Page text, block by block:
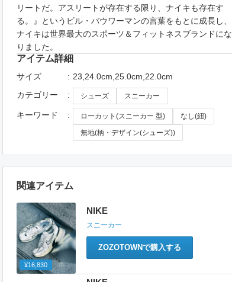
リートだ。アスリートが存在する限り、ナイキも存在す
る。』というビル・バウワーマンの言葉をもとに成長し、
ナイキは世界最大のスポーツ＆フィットネスブランドにな
りました。
アイテム詳細
サイズ
23,24.0cm,25.0cm,22.0cm
カテゴリー
シューズ スニーカー
キーワード ローカット(スニーカー 型)
なし(紐)
無地(柄・デザイン(シューズ))
関連アイテム
¥16,830
NIKE
スニーカー
ZOZOTOWNで購入する